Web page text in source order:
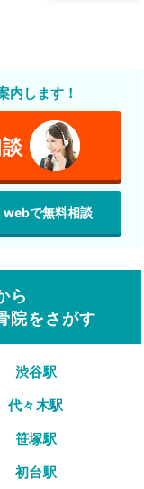
内します！
webで無料相談
ら
院をさがす
渋谷駅
代々木駅
笹塚駅
初台駅